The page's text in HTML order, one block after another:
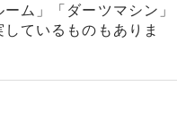
ム」「ダーツマシン」
ているものもありま